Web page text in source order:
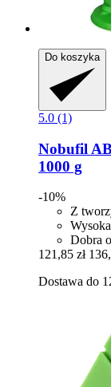
Do koszyka
5.0 (1)
Nobufil
1000 g
-10%
Z
Dobra
121,85 zł
Dostawa do